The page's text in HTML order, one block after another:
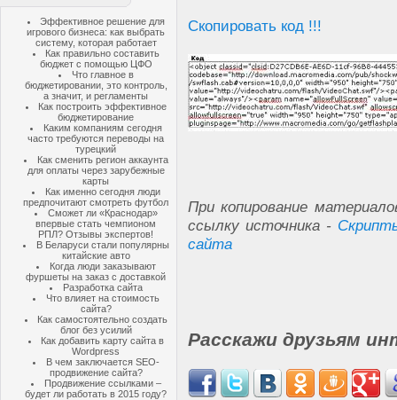
Эффективное решение для
игрового бизнеса: как выбрать
систему, которая работает
Как правильно составить
бюджет с помощью ЦФО
Что главное в
бюджетировании, это контроль,
а значит, и регламенты
Как построить эффективное
бюджетирование
Каким компаниям сегодня
часто требуются переводы на
турецкий
Как сменить регион аккаунта
для оплаты через зарубежные
карты
Как именно сегодня люди
предпочитают смотреть футбол
Сможет ли «Краснодар»
впервые стать чемпионом
РПЛ? Отзывы экспертов!
В Беларуси стали популярны
китайские авто
Когда люди заказывают
фуршеты на заказ с доставкой
Разработка сайта
Что влияет на стоимость
сайта?
Как самостоятельно создать
блог без усилий
Как добавить карту сайта в
Wordpress
В чем заключается SEO-
продвижение сайта?
Продвижение ссылками –
будет ли работать в 2015 году?
Скопировать код !!!
При копирование
ссылку источника -
сайта
Расскажи друзьям